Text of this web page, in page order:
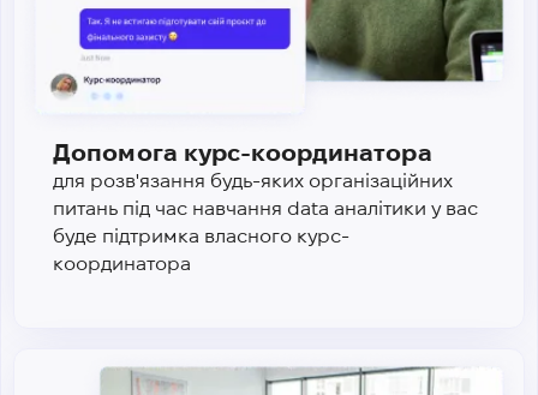
Допомога курс-координатора
для розв'язання будь-яких організаційних
питань під час навчання data аналітики у вас
буде підтримка власного курс-
координатора